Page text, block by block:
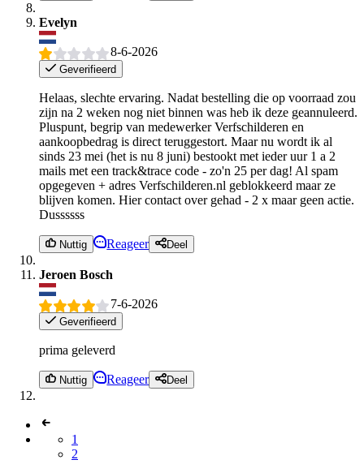
Evelyn
8-6-2026
Geverifieerd
Helaas, slechte ervaring. Nadat bestelling die op voorraad zou
zijn na 2 weken nog niet binnen was heb ik deze geannuleerd.
Pluspunt, begrip van medewerker Verfschilderen en
aankoopbedrag is direct teruggestort. Maar nu wordt ik al
sinds 23 mei (het is nu 8 juni) bestookt met ieder uur 1 a 2
mails met een track&trace code - zo'n 25 per dag! Al spam
opgegeven + adres Verfschilderen.nl geblokkeerd maar ze
blijven komen. Hier contact over gehad - 2 x maar geen actie.
Dussssss
Nuttig Reageer Deel
Jeroen Bosch
7-6-2026
Geverifieerd
prima geleverd
Nuttig Reageer Deel
1
2